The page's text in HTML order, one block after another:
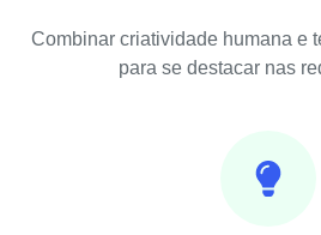
Combinar criatividade humana e
para se destacar nas